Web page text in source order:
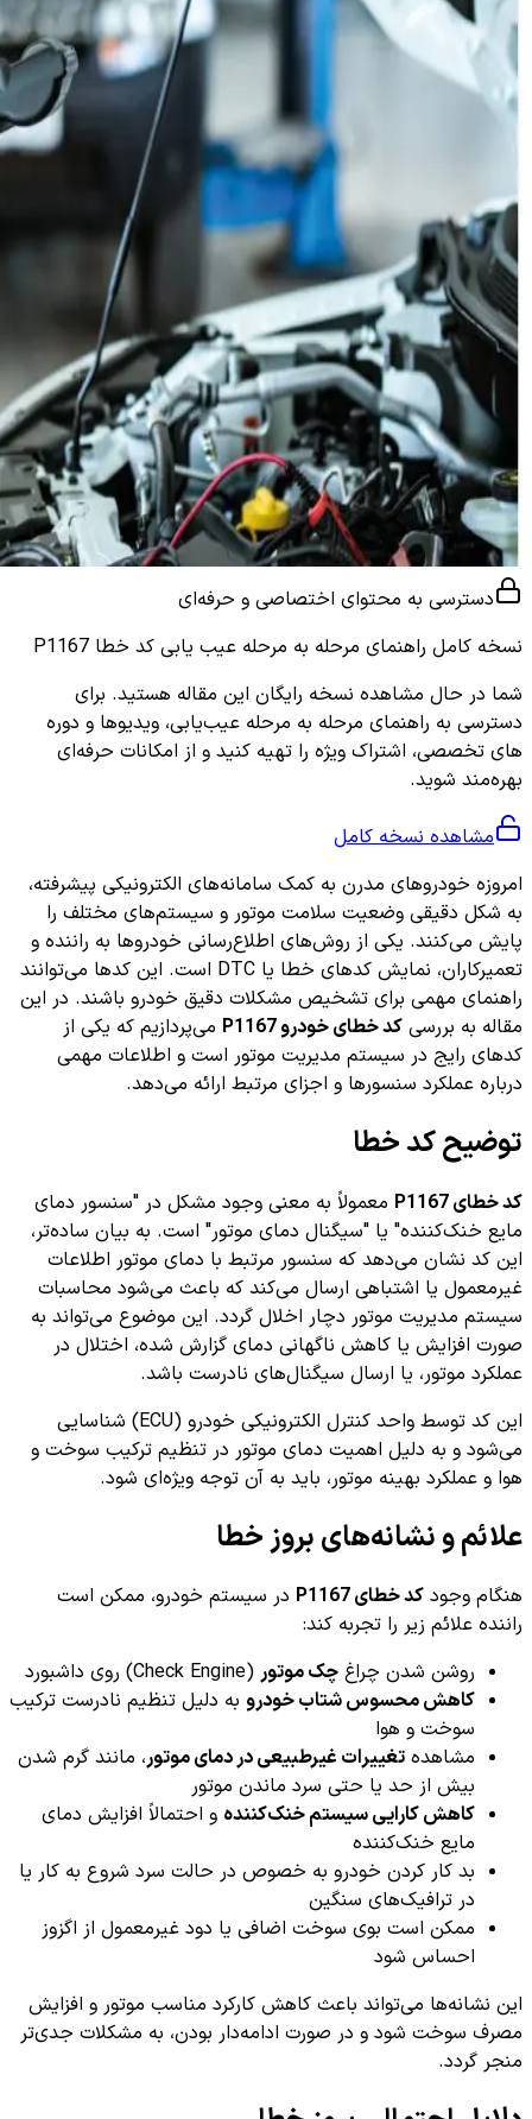
دسترسی به محتوای اختصاصی و حرفه‌ای
نسخه کامل راهنمای مرحله به مرحله عیب یابی کد خطا P1167
شما در حال مشاهده نسخه رایگان این مقاله هستید. برای
دسترسی به راهنمای مرحله به مرحله عیب‌یابی، ویدیوها و دوره
های تخصصی، اشتراک ویژه را تهیه کنید و از امکانات حرفه‌ای
بهره‌مند شوید.
مشاهده نسخه کامل
امروزه خودروهای مدرن به کمک سامانه‌های الکترونیکی پیشرفته،
به شکل دقیقی وضعیت سلامت موتور و سیستم‌های مختلف را
پایش می‌کنند. یکی از روش‌های اطلاع‌رسانی خودروها به راننده و
تعمیرکاران، نمایش کدهای خطا یا DTC است. این کدها می‌توانند
راهنمای مهمی برای تشخیص مشکلات دقیق خودرو باشند. در این
مقاله به بررسی کد خطای خودرو P1167
می‌پردازیم که یکی از
کدهای رایج در سیستم مدیریت موتور است و اطلاعات مهمی
درباره عملکرد سنسورها و اجزای مرتبط ارائه می‌دهد.
توضیح کد خطا
کد خطای P1167
معمولاً به معنی وجود مشکل در "سنسور دمای
مایع خنک‌کننده" یا "سیگنال دمای موتور" است. به بیان ساده‌تر،
این کد نشان می‌دهد که سنسور مرتبط با دمای موتور اطلاعات
غیرمعمول یا اشتباهی ارسال می‌کند که باعث می‌شود محاسبات
سیستم مدیریت موتور دچار اخلال گردد. این موضوع می‌تواند به
صورت افزایش یا کاهش ناگهانی دمای گزارش شده، اختلال در
عملکرد موتور، یا ارسال سیگنال‌های نادرست باشد.
این کد توسط واحد کنترل الکترونیکی خودرو (ECU) شناسایی
می‌شود و به دلیل اهمیت دمای موتور در تنظیم ترکیب سوخت و
هوا و عملکرد بهینه موتور، باید به آن توجه ویژه‌ای شود.
علائم و نشانه‌های بروز خطا
هنگام وجود کد خطای P1167
در سیستم خودرو، ممکن است
راننده علائم زیر را تجربه کند:
روشن شدن چراغ چک موتور (Check Engine) روی داشبورد
کاهش محسوس شتاب خودرو به دلیل تنظیم نادرست ترکیب
سوخت و هوا
مشاهده تغییرات غیرطبیعی در دمای موتور، مانند گرم شدن
بیش از حد یا حتی سرد ماندن موتور
کاهش کارایی سیستم خنک‌کننده و احتمالاً افزایش دمای
مایع خنک‌کننده
بد کار کردن خودرو به خصوص در حالت سرد شروع به کار یا
در ترافیک‌های سنگین
ممکن است بوی سوخت اضافی یا دود غیرمعمول از اگزوز
احساس شود
این نشانه‌ها می‌تواند باعث کاهش کارکرد مناسب موتور و افزایش
مصرف سوخت شود و در صورت ادامه‌دار بودن، به مشکلات جدی‌تر
منجر گردد.